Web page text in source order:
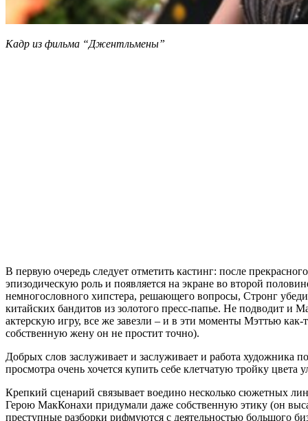
Кадр из фильма “Джентльмены”
В первую очередь следует отметить кастинг: после
эпизодическую роль и появляется на экране во второй
немногословного хипстера, решающего вопросы, Стронг
китайских бандитов из золотого пресс-папье. Не подводит и
актерскую игру, все же завезли – и в эти моменты Мэттью
собственную жену он не простит точно).
Добрых слов заслуживает и заслуживает и работа художника
просмотра очень хочется купить себе клетчатую тройку
Крепкий сценарий связывает воедино несколько сюжетных
Герою МакКонахи придумали даже собственную этику (он
преступные разборки рифмуются с деятельностью большого